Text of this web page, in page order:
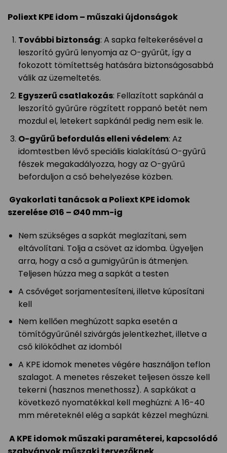
Poliext KPE idom – műszaki újdonságok
További biztonság: A sapka feltekerésével a
leszorító gyűrű lenyomja az O-gyűrűt, így a
fokozott tömítettség hatására biztonságosabbá
válik az üzemeltetés.
Egyszerű csatlakozás: Fellazított sapkánál a
leszorító gyűrűre rögzített roppanó betét nem
mozdul el, letekert sapkánál pedig nem esik le.
O-gyűrű befordulás elleni védelem: Az
idomtestben lévő speciális kialakítású O-gyűrű
fészek megakadályozza, hogy az O-gyűrű
beforduljon a cső behelyezése közben.
Gyakorlati tanácsok a Poliext KPE idomok
szerelése Ø16 – Ø40 mm-ig
Nem szükséges a sapkát meglazítani, sem
eltávolítani. Tolja a csövet az idomba. Ügyeljen
arra, hogy a cső a gumigyűrűn is átmenjen.
Teljesen húzza meg a sapkát a testen
A csővéget sorjamentesíteni, illetve kúposítani
kell
Nem kellően meghúzott sapka esetén a
tömítőgyűrűnél szivárgás jelentkezhet, illetve a
cső kilökődhet az idomból
A KPE idomok menetes végére használjon teflon
szalagot. A menetes részeket teljesen össze kell
tekerni (hasznos menethossz). A sapkákat a
következő nyomatékkal kell meghúzni: A 16-40
mm méreteknél elég a sapkát kézzel meghúzni.
A KPE idomok műszaki paraméterei, kapcsolódó